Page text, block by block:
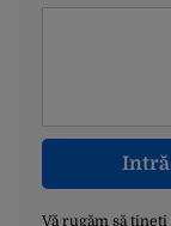
Intră
Vă rugăm să